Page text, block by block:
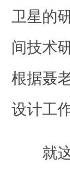
卫星的
间技术
根据聂
设计工
就这